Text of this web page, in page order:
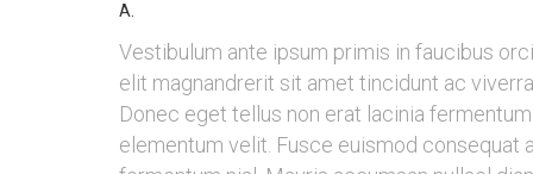
A.
Vestibulum ante ipsum primis in faucibus
elit magnandrerit sit amet tincidunt ac
Donec eget tellus non erat lacinia
elementum velit. Fusce euismod